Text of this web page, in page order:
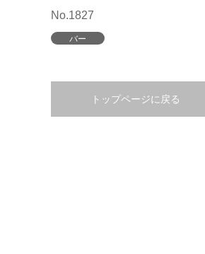
No.1827
バー
トップページに戻る